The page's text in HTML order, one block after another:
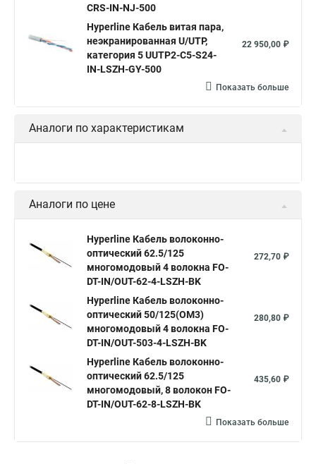
CRS-IN-NJ-500
Hyperline Кабель витая пара,
неэкранированная U/UTP,
категория 5 UUTP2-C5-S24-
IN-LSZH-GY-500
22 950,00 ₽
Показать больше
Аналоги по характеристикам
Аналоги по цене
Hyperline Кабель волоконно-
оптический 62.5/125
многомодовый 4 волокна FO-
DT-IN/OUT-62-4-LSZH-BK
272,70 ₽
Hyperline Кабель волоконно-
оптический 50/125(OM3)
многомодовый 4 волокна FO-
DT-IN/OUT-503-4-LSZH-BK
280,80 ₽
Hyperline Кабель волоконно-
оптический 62.5/125
многомодовый, 8 волокон FO-
DT-IN/OUT-62-8-LSZH-BK
435,60 ₽
Показать больше